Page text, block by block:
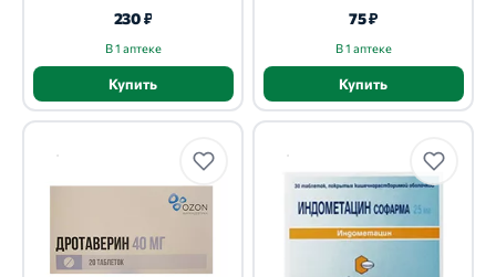
230 ₽
В 1 аптеке
Купить
75 ₽
В 1 аптеке
Купить